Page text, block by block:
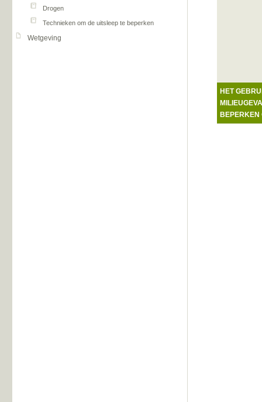
Drogen
Technieken om de uitsleep te beperken
Wetgeving
HET
BEPERKEN